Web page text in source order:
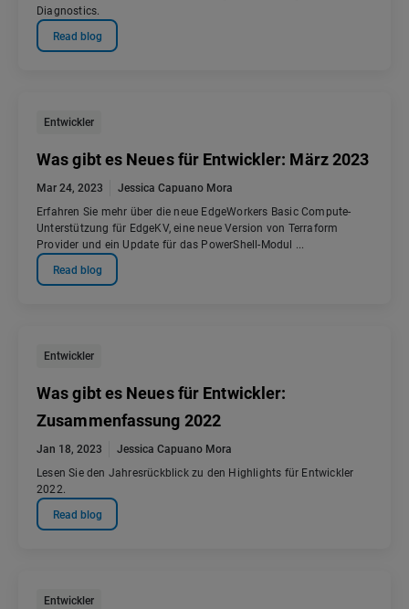
Diagnostics.
Read blog
Entwickler
Was gibt es Neues für Entwickler: März 2023
Mar 24, 2023
Jessica Capuano Mora
Erfahren Sie mehr über die neue EdgeWorkers Basic Compute-
Unterstützung für EdgeKV, eine neue Version von Terraform
Provider und ein Update für das PowerShell-Modul ...
Read blog
Entwickler
Was gibt es Neues für Entwickler:
Zusammenfassung 2022
Jan 18, 2023
Jessica Capuano Mora
Lesen Sie den Jahresrückblick zu den Highlights für Entwickler
2022.
Read blog
Entwickler